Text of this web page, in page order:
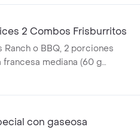
2 Combos Frisburritos
Ranch o BBQ, 2 porciones
francesa mediana (60 g
(325 ml)
con gaseosa